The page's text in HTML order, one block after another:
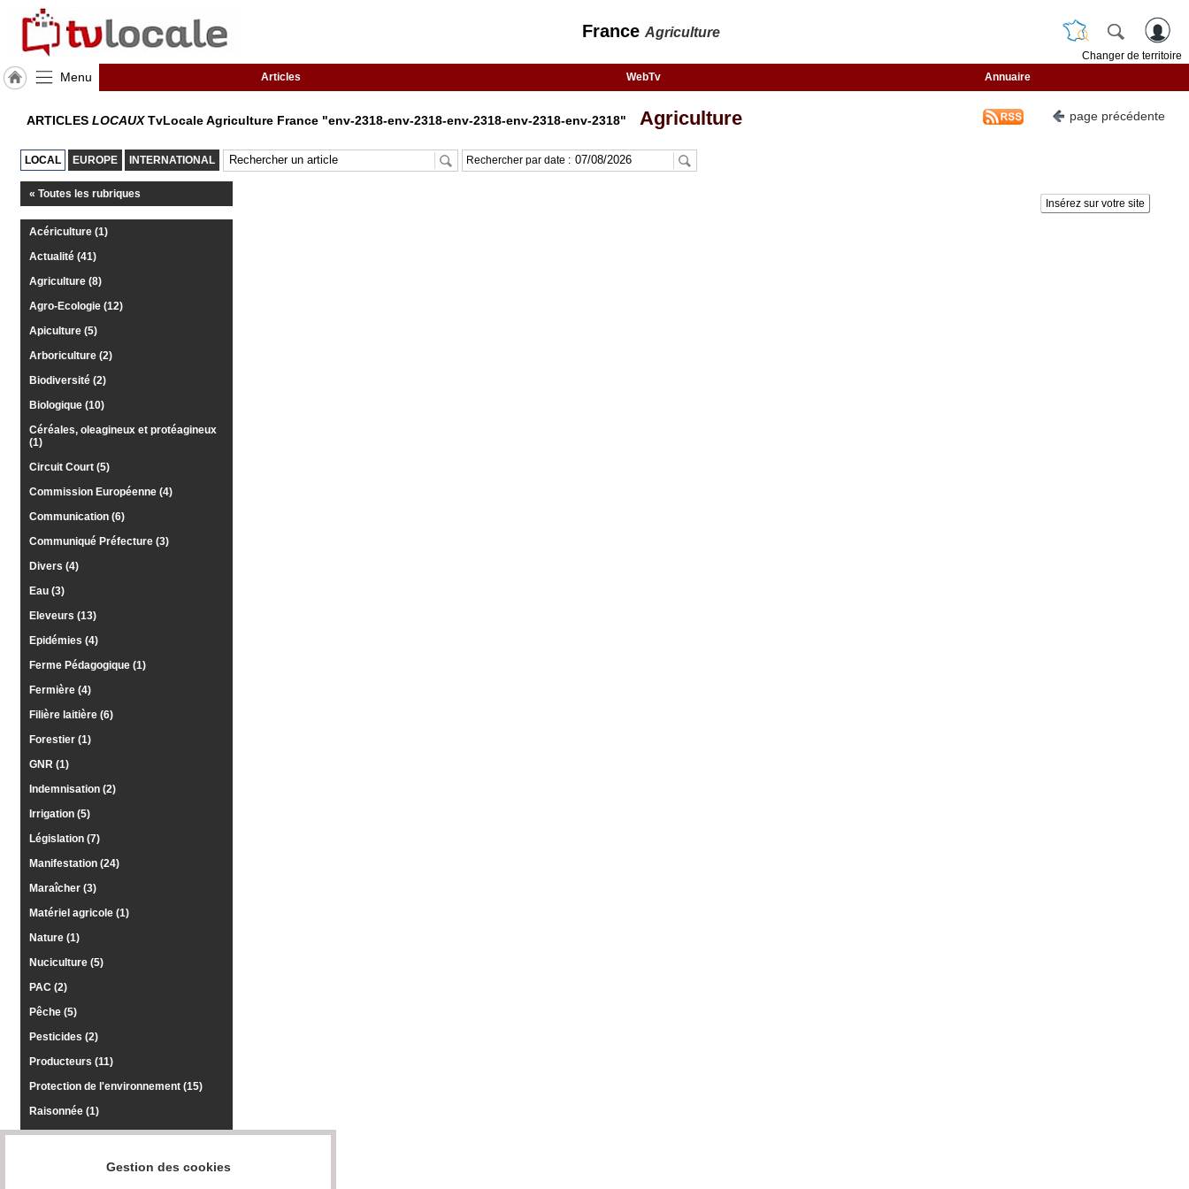
France Agriculture
Changer de territoire
Menu Articles WebTv Annuaire
TvLocale
France
Accueil
RUBRIQUES
Agenda
Gazette
Vidéos
Médias
groupe
Blogs
Inscription
Accès
éditeur
ARTICLES LOCAUXTvLocale Agriculture France "env-2318-env-2318-env-2318-env-2318-env-2318" Agriculture page précédente
LOCAL EUROPE INTERNATIONAL Rechercher par date :
« Toutes les rubriques
Acériculture (1)
Actualité (41)
Agriculture (8)
Agro-Ecologie (12)
Apiculture (5)
Arboriculture (2)
Biodiversité (2)
Biologique (10)
Céréales, oleagineux et protéagineux
(1)
Circuit Court (5)
Commission Européenne (4)
Communication (6)
Communiqué Préfecture (3)
Divers (4)
Eau (3)
Eleveurs (13)
Epidémies (4)
Ferme Pédagogique (1)
Fermière (4)
Filière laitière (6)
Forestier (1)
GNR (1)
Indemnisation (2)
Irrigation (5)
Législation (7)
Manifestation (24)
Maraîcher (3)
Matériel agricole (1)
Nature (1)
Nuciculture (5)
PAC (2)
Pêche (5)
Pesticides (2)
Producteurs (11)
Protection de l'environnement (15)
Raisonnée (1)
Risque sanitaire (4)
Insérez sur votre site
Gestion des cookies